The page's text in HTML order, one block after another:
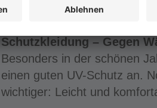
Schutzmaßnahmen
Schutzkleidung – Gegen
Besonders in der schönen
einen guten UV-Schutz an.
wichtiger: Leicht und